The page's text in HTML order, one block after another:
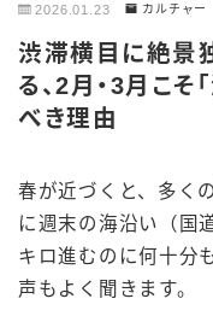
2026.01.23 カルチャー
渋滞横目に絶景
る、2月・3月こ
べき理由
春が近づくと、多く
に週末の海沿い（国
キロ進むのに何十分
声もよく聞きます。